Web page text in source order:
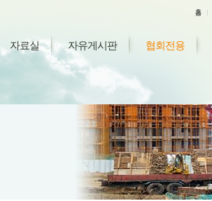
자료실 자유게시판 협회전용